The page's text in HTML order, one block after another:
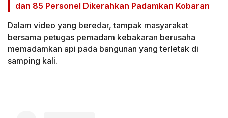
dan 85 Personel Dikerahkan Padamkan Kobaran
Dalam video yang beredar, tampak masyarakat
bersama petugas pemadam kebakaran berusaha
memadamkan api pada bangunan yang terletak di
samping kali.